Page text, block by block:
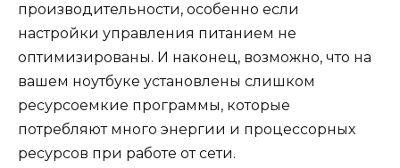
производительности, особенно если
настройки управления питанием не
оптимизированы. И наконец, возможно, что на
вашем ноутбуке установлены слишком
ресурсоемкие программы, которые
потребляют много энергии и процессорных
ресурсов при работе от сети.